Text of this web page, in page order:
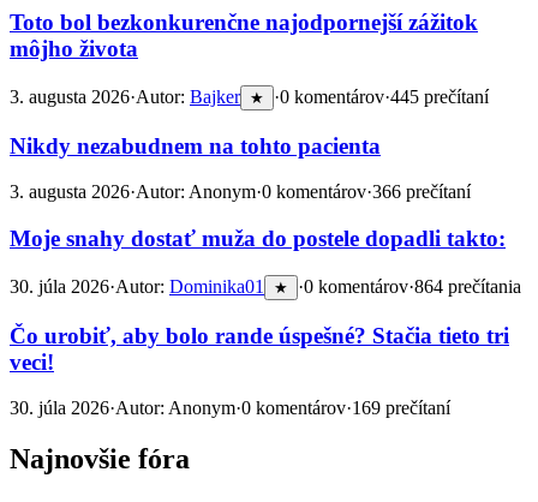
Toto bol bezkonkurenčne najodpornejší zážitok
môjho života
3. augusta 2026·Autor: Bajker ★ ·0 komentárov·445 prečítaní
Nikdy nezabudnem na tohto pacienta
3. augusta 2026·Autor: Anonym·0 komentárov·366 prečítaní
Moje snahy dostať muža do postele dopadli takto:
30. júla 2026·Autor: Dominika01 ★ ·0 komentárov·864 prečítania
Čo urobiť, aby bolo rande úspešné? Stačia tieto tri
veci!
30. júla 2026·Autor: Anonym·0 komentárov·169 prečítaní
Najnovšie fóra